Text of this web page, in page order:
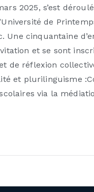
2025, s’est
de
Une cinquantaine
et se sont
de réflexion
et plurilinguisme
via la